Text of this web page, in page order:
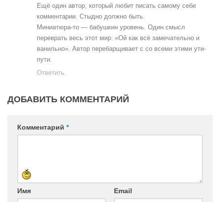
Ещё один автор, который любит писать самому себе
комментарии. Стыдно должно быть.
Миниатюра-то — бабушкин уровень. Один смысл
переврать весь этот мир: «Ой как всё замечательно и
ванильно». Автор перебарщивает с со всеми этими ути-
пути.
Ответить
ДОБАВИТЬ КОММЕНТАРИЙ
Комментарий *
Имя Email